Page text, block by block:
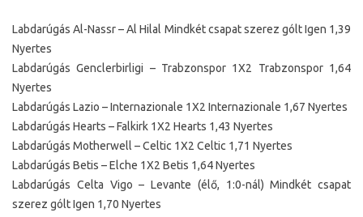
Labdarúgás Al-Nassr – Al Hilal Mindkét csapat szerez gólt Igen 1,39
Nyertes
Labdarúgás Genclerbirligi – Trabzonspor 1X2 Trabzonspor 1,64
Nyertes
Labdarúgás Lazio – Internazionale 1X2 Internazionale 1,67 Nyertes
Labdarúgás Hearts – Falkirk 1X2 Hearts 1,43 Nyertes
Labdarúgás Motherwell – Celtic 1X2 Celtic 1,71 Nyertes
Labdarúgás Betis – Elche 1X2 Betis 1,64 Nyertes
Labdarúgás Celta Vigo – Levante (élő, 1:0-nál) Mindkét csapat
szerez gólt Igen 1,70 Nyertes